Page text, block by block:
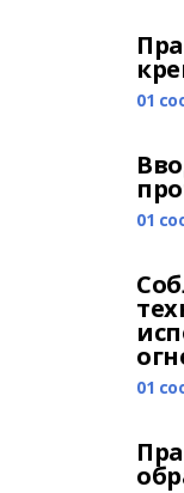
01
01
01